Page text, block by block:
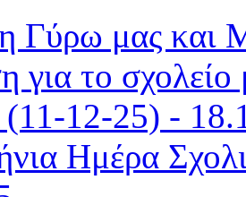
Γύρω μας και
για το
12-25) -
Ημέρα